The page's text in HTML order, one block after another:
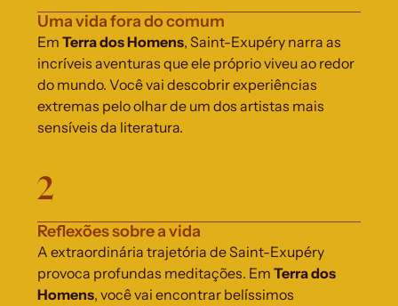
Uma vida fora do comum
Em Terra dos Homens, Saint-Exupéry narra as
incríveis aventuras que ele próprio viveu ao redor
do mundo. Você vai descobrir experiências
extremas pelo olhar de um dos artistas mais
sensíveis da literatura.
2
Reflexões sobre a vida
A extraordinária trajetória de Saint-Exupéry
provoca profundas meditações. Em Terra dos
Homens, você vai encontrar belíssimos